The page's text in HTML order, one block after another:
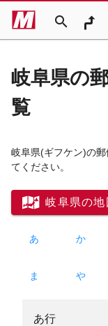
search
岐阜県の
覧
岐阜県(ギフケン)の郵
てください。
岐阜県の地
あ か
ま や
あ行